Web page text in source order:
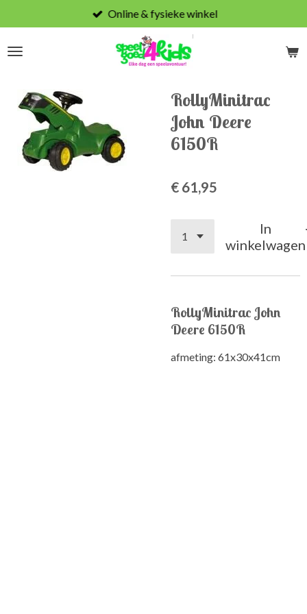
direct
naar
Online & fysieke winkel
RollyMinitrac
John Deere
6150R
€ 61,95
In
winkelwagen
RollyMinitrac John
Deere 6150R
afmeting: 61x30x41cm